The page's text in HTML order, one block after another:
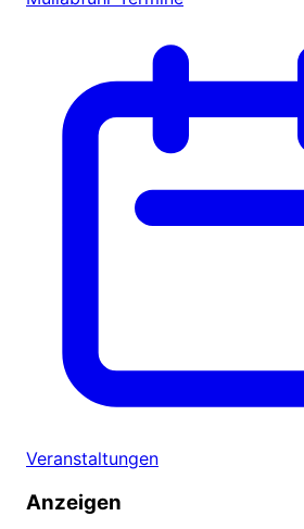
Veranstaltungen
Anzeigen